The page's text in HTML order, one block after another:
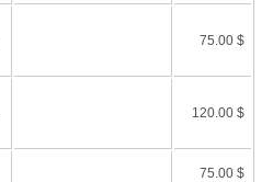
75.00 $
120.00 $
75.00 $